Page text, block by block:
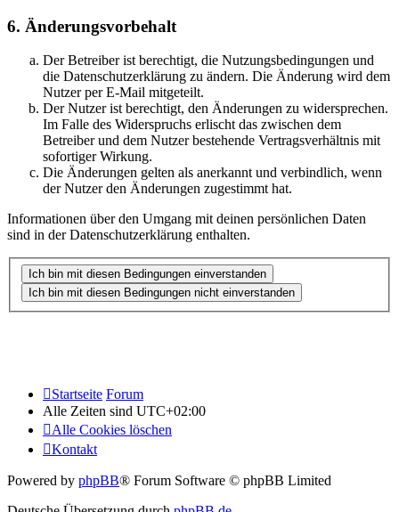
6. Änderungsvorbehalt
Der Betreiber ist berechtigt, die Nutzungsbedingungen und
die Datenschutzerklärung zu ändern. Die Änderung wird dem
Nutzer per E-Mail mitgeteilt.
Der Nutzer ist berechtigt, den Änderungen zu widersprechen.
Im Falle des Widerspruchs erlischt das zwischen dem
Betreiber und dem Nutzer bestehende Vertragsverhältnis mit
sofortiger Wirkung.
Die Änderungen gelten als anerkannt und verbindlich, wenn
der Nutzer den Änderungen zugestimmt hat.
Informationen über den Umgang mit deinen persönlichen Daten
sind in der Datenschutzerklärung enthalten.
Startseite Forum
Alle Zeiten sind UTC+02:00
Alle Cookies löschen
Kontakt
Powered by phpBB® Forum Software © phpBB Limited